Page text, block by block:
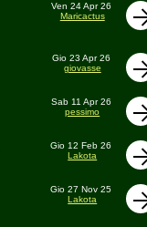
Ven 24 Apr 26
Maricactus
Gio 23 Apr 26
giovasse
Sab 11 Apr 26
pessimo
Gio 12 Feb 26
Lakota
Gio 27 Nov 25
Lakota